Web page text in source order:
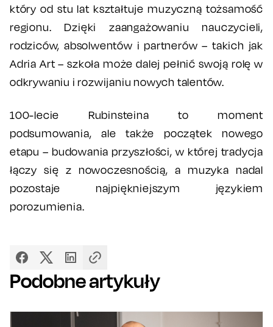
który od stu lat kształtuje muzyczną tożsamość
regionu. Dzięki zaangażowaniu nauczycieli,
rodziców, absolwentów i partnerów – takich jak
Adria Art – szkoła może dalej pełnić swoją rolę w
odkrywaniu i rozwijaniu nowych talentów.
100-lecie Rubinsteina to moment
podsumowania, ale także początek nowego
etapu – budowania przyszłości, w której tradycja
łączy się z nowoczesnością, a muzyka nadal
pozostaje najpiękniejszym językiem
porozumienia.
Podobne artykuły